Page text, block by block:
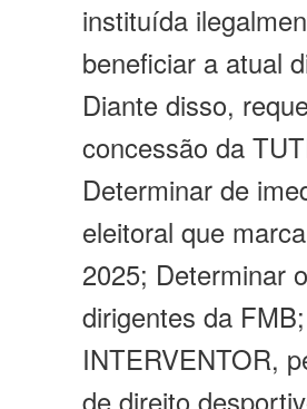
instituída
beneficiar a atual
Diante disso,
concessão da
Determinar de
eleitoral que
2025; Determinar
dirigentes da
INTERVENTOR,
de direito